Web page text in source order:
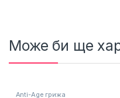
Може би ще
Anti-Age грижа